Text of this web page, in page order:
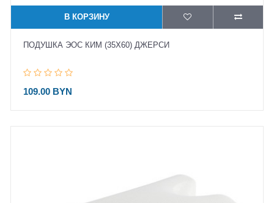
В КОРЗИНУ
ПОДУШКА ЭОС КИМ (35X60) ДЖЕРСИ
109.00 BYN